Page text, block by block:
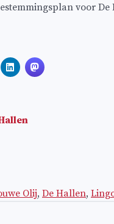
voor De
Olij, De Hallen,